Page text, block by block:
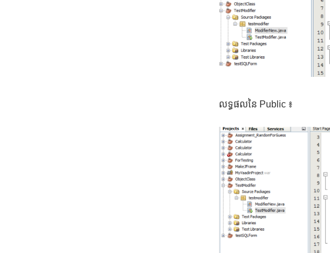
លទ្ធផលនៃ Public ៖